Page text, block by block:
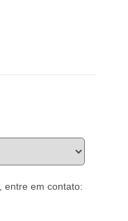
entre em contato: